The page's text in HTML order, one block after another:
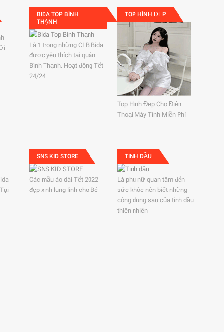
BIDA TOP BÌNH
THẠNH
Là 1 trong những CLB Bida
được yêu thích tại quận
Bình Thạnh. Hoạt động Tết
24/24
TOP HÌNH ĐẸP
Top Hình Đẹp Cho Điện
Thoại Máy Tính Miễn Phí
SNS KID STORE
Các mẫu áo dài Tết 2022
đẹp xinh lung linh cho Bé
TINH DẦU
Là phụ nữ quan tâm đến
sức khỏe nên biết những
công dụng sau của tinh dầu
thiên nhiên